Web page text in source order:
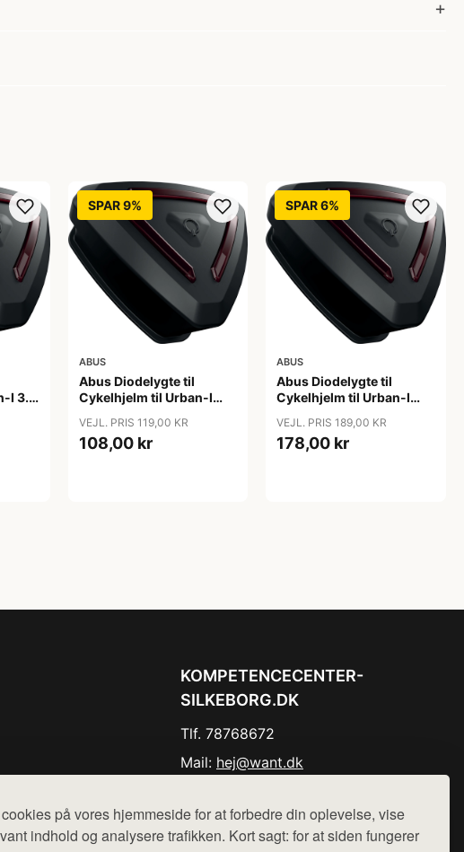
på vores hjemmeside for at forbedre din oplevelse, vise
indhold og analysere trafikken. Kort sagt: for at siden fungerer
I 3.0
SPAR 9%
ABUS
Abus Diodelygte til
Cykelhjelm til Urban-I
VEJL. PRIS 119,00 KR
108,00 kr
SPAR 6%
ABUS
Abus Diodelygte til
Cykelhjelm til Urban-I
2.0
VEJL. PRIS 189,00 KR
178,00 kr
KOMPETENCECENTER-
SILKEBORG.DK
Tlf. 78768672
Mail: hej@want.dk